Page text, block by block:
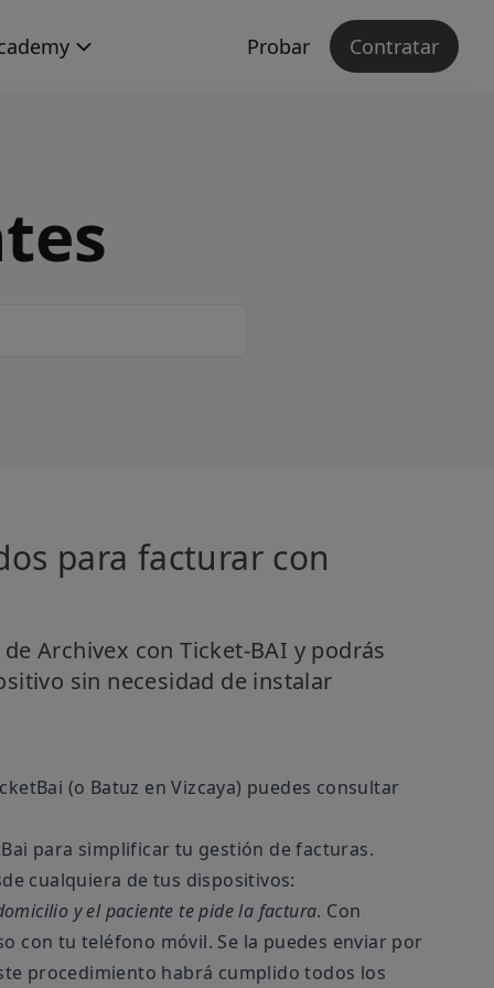
Probar Contratar
para facturar con
Archivex con Ticket-BAI y podrás
sin necesidad de instalar
(o Batuz en Vizcaya) puedes consultar
para simplificar tu gestión de facturas.
cualquiera de tus dispositivos:
y el paciente te pide la factura. Con
con tu teléfono móvil. Se la puedes enviar por
procedimiento habrá cumplido todos los